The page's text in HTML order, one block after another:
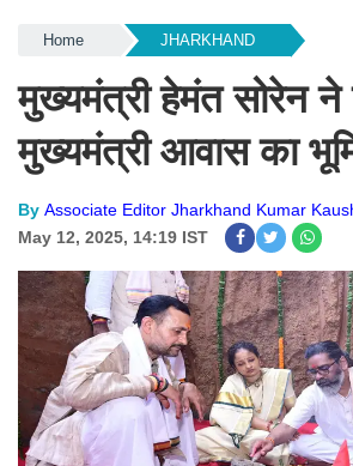
Home JHARKHAND
मुख्यमंत्री हेमंत सोरेन ने
मुख्यमंत्री आवास का
By Associate Editor Jharkhand Kumar
May 12, 2025, 14:19 IST